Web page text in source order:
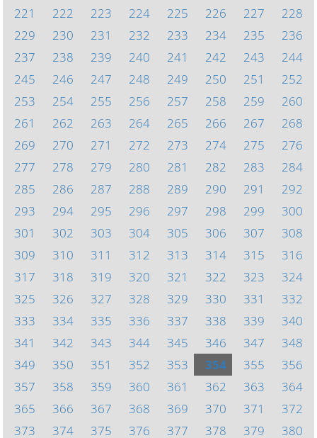
221
222 223 224 225 226 227
228
229
230 231 232 233 234 235
236
237
238 239 240 241 242 243
244
245
246 247 248 249 250 251
252
253
254 255 256 257 258 259
260
261
262 263 264 265 266 267
268
269
270 271 272 273 274 275
276
277
278 279 280 281 282 283
284
285
286 287 288 289 290 291
292
293
294 295 296 297 298 299
300
301
302 303 304 305 306 307
308
309
310 311 312 313 314 315
316
317
318 319 320 321 322 323
324
325
326 327 328 329 330 331
332
333
334 335 336 337 338 339
340
341
342 343 344 345 346 347
348
349
350 351 352 353 354 355
356
357
358 359 360 361 362 363
364
365
366 367 368 369 370 371
372
373
374 375 376 377 378 379 380